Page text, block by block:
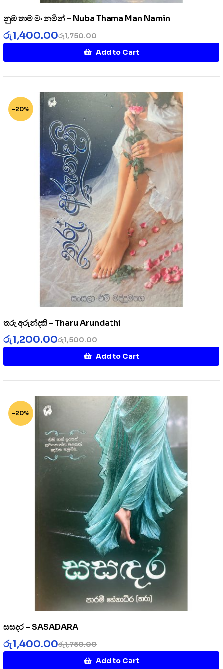
නුඹ තාම මං නමින් – Nuba Thama Man Namin
රු1,750.00
රු1,400.00
Add to Cart
-20%
තරු අරුන්දති – Tharu Arundathi
රු1,500.00
රු1,200.00
Add to Cart
-20%
සසදර – SASADARA
රු1,750.00
රු1,400.00
Add to Cart